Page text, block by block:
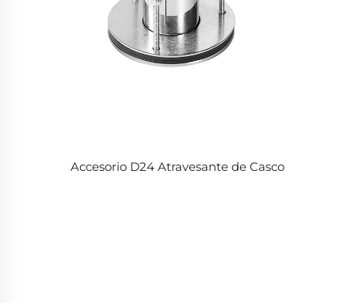
Accesorio D24 Atravesante de Casco